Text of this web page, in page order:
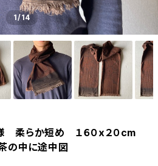
1/14
柔らか短め １６０x２０cm
の中に途中図